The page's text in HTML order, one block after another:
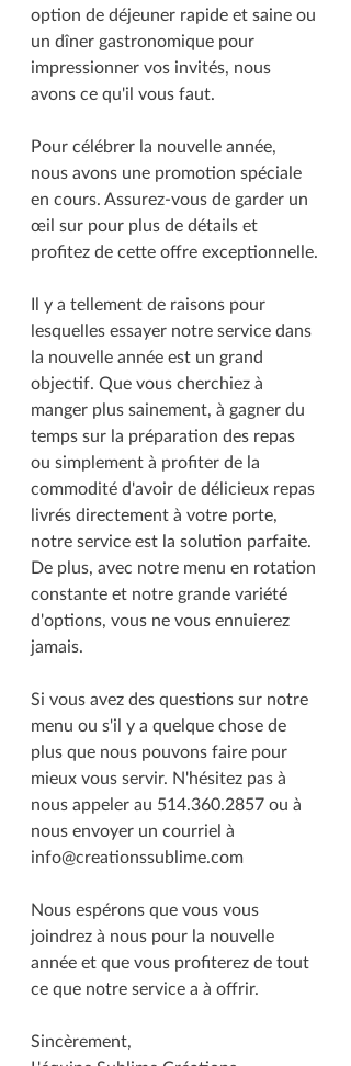
option de déjeuner rapide et saine ou
un dîner gastronomique pour
impressionner vos invités, nous
avons ce qu'il vous faut.
Pour célébrer la nouvelle année,
nous avons une promotion spéciale
en cours. Assurez-vous de garder un
œil sur pour plus de détails et
profitez de cette offre exceptionnelle.
Il y a tellement de raisons pour
lesquelles essayer notre service dans
la nouvelle année est un grand
objectif. Que vous cherchiez à
manger plus sainement, à gagner du
temps sur la préparation des repas
ou simplement à profiter de la
commodité d'avoir de délicieux repas
livrés directement à votre porte,
notre service est la solution parfaite.
De plus, avec notre menu en rotation
constante et notre grande variété
d'options, vous ne vous ennuierez
jamais.
Si vous avez des questions sur notre
menu ou s'il y a quelque chose de
plus que nous pouvons faire pour
mieux vous servir. N'hésitez pas à
nous appeler au 514.360.2857 ou à
nous envoyer un courriel à
info@creationssublime.com
Nous espérons que vous vous
joindrez à nous pour la nouvelle
année et que vous profiterez de tout
ce que notre service a à offrir.
Sincèrement,